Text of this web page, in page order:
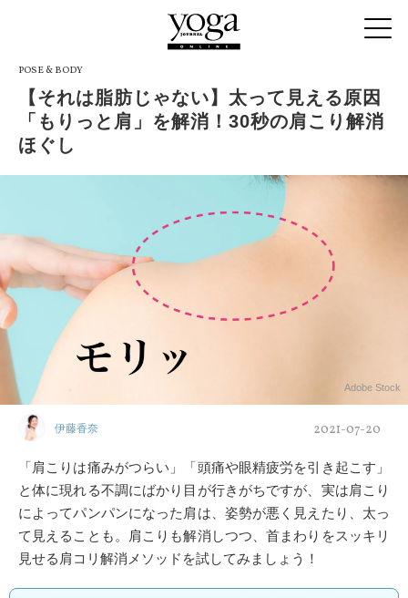
POSE & BODY
【それは脂肪じゃない】太って見える原因
「もりっと肩」を解消！30秒の肩こり解消
ほぐし
Adobe Stock
伊藤香奈 2021-07-20
「肩こりは痛みがつらい」「頭痛や眼精疲労を引き起こす」
と体に現れる不調にばかり目が行きがちですが、実は肩こり
によってパンパンになった肩は、姿勢が悪く見えたり、太っ
て見えることも。肩こりも解消しつつ、首まわりをスッキリ
見せる肩コリ解消メソッドを試してみましょう！